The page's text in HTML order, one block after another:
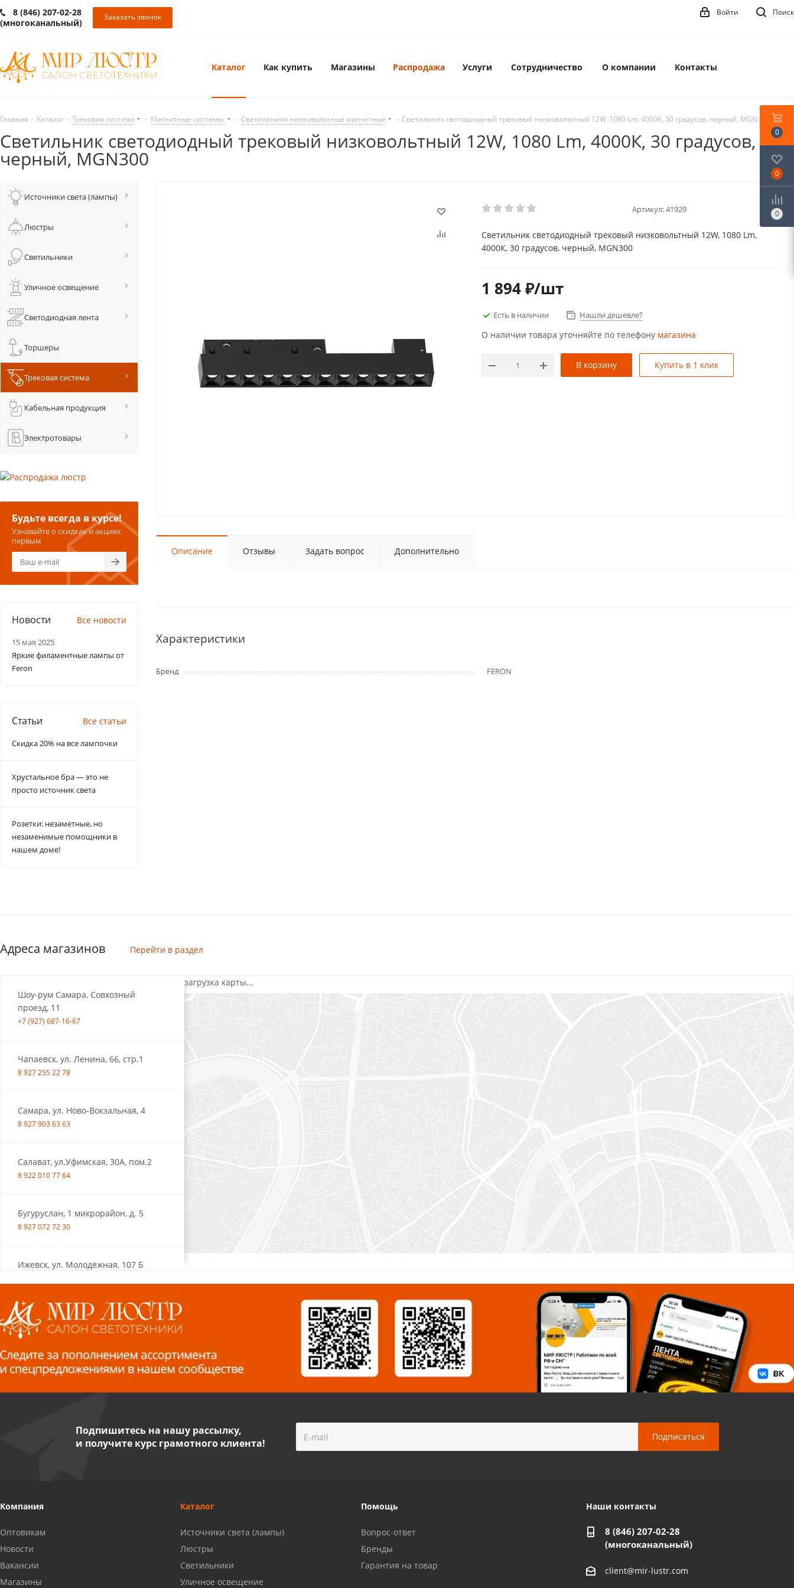
8 (846) 207-02-28
(многоканальный)
Заказать звонок Поиск
Войти
Каталог Как купить Магазины Распродажа Услуги Сотрудничество О компании Контакты
Главная - Каталог - Трековая система - Магнитные системы - Светильники низковольтные магнитные - Светильник светодиодный трековый низковольтный 12W, 1080 Lm, 4000К, 30 градусов, черный, MGN300
Светильник светодиодный трековый низковольтный 12W, 1080 Lm, 4000К, 30 градусов,
черный, MGN300
Артикул:41929
Светильник светодиодный трековый низковольтный 12W, 1080 Lm,
4000К, 30 градусов, черный, MGN300
1 894₽/шт
Есть в наличии Нашли дешевле?
О наличии товара уточняйте по телефону магазина
В корзину Купить в 1 клик
Описание Отзывы Задать вопрос Дополнительно
Характеристики
Бренд FERON
Источники света (лампы)
Люстры
Светильники
Уличное освещение
Светодиодная лента
Торшеры
Трековая система
Кабельная продукция
Электротовары
Будьте всегда в курсе!
Узнавайте о скидках и акциях
первым
Новости Все новости
15 мая 2025
Яркие филаментные лампы от
Feron
Статьи Все статьи
Скидка 20% на все лампочки
Хрустальное бра — это не
просто источник света
Розетки: незаметные, но
незаменимые помощники в
нашем доме!
Адреса магазинов Перейти в раздел
Шоу-рум Самара, Совхозный
проезд, 11
+7 (927) 687-16-67
Чапаевск, ул. Ленина, 66, стр.1
8 927 255 22 78
Самара, ул. Ново-Вокзальная, 4
8 927 903 63 63
Салават, ул.Уфимская, 30А, пом.2
8 922 010 77 64
Бугуруслан, 1 микрорайон, д. 5
8 927 072 72 30
Ижевск, ул. Молодёжная, 107 Б
Волжский, ул. Мира 47 В
8 927 255 38 33
Пенза, ул. Пролетарская, 61 ТЦ
"Стройбери"
Миасс, ул. Романенко, 95
8 927 009 54 63
Саратов, ул. Танкистов, 37 (БЦ
загрузка карты...
Подпишитесь на нашу рассылку,
и получите курс грамотного клиента!
Компания
Оптовикам
Новости
Вакансии
Магазины
Каталог
Источники света (лампы)
Люстры
Светильники
Уличное освещение
Помощь
Вопрос-ответ
Бренды
Гарантия на товар
Наши контакты
8 (846) 207-02-28
(многоканальный)
client@mir-lustr.com
0
0
0